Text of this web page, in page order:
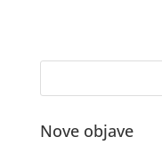
Nove objave